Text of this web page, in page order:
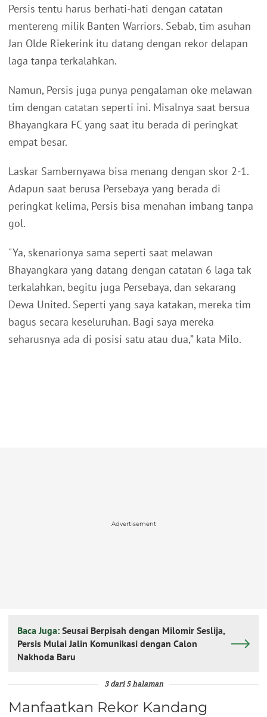
Persis tentu harus berhati-hati dengan catatan
mentereng milik Banten Warriors. Sebab, tim asuhan
Jan Olde Riekerink itu datang dengan rekor delapan
laga tanpa terkalahkan.
Namun, Persis juga punya pengalaman oke melawan
tim dengan catatan seperti ini. Misalnya saat bersua
Bhayangkara FC yang saat itu berada di peringkat
empat besar.
Laskar Sambernyawa bisa menang dengan skor 2-1.
Adapun saat berusa Persebaya yang berada di
peringkat kelima, Persis bisa menahan imbang tanpa
gol.
"Ya, skenarionya sama seperti saat melawan
Bhayangkara yang datang dengan catatan 6 laga tak
terkalahkan, begitu juga Persebaya, dan sekarang
Dewa United. Seperti yang saya katakan, mereka tim
bagus secara keseluruhan. Bagi saya mereka
seharusnya ada di posisi satu atau dua,” kata Milo.
Advertisement
Baca Juga: Seusai Berpisah dengan Milomir Seslija,
Persis Mulai Jalin Komunikasi dengan Calon
Nakhoda Baru
3 dari 5 halaman
Manfaatkan Rekor Kandang